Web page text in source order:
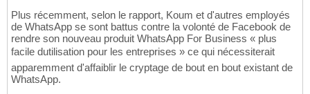
Plus récemment, selon le rapport, Koum et d'autres employés
de WhatsApp se sont battus contre la volonté de Facebook de
rendre son nouveau produit WhatsApp For Business « plus
facile dutilisation pour les entreprises » ce qui nécessiterait
apparemment d'affaiblir le cryptage de bout en bout existant de
WhatsApp.